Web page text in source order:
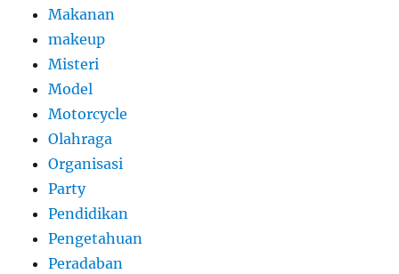
Makanan
makeup
Misteri
Model
Motorcycle
Olahraga
Organisasi
Party
Pendidikan
Pengetahuan
Peradaban